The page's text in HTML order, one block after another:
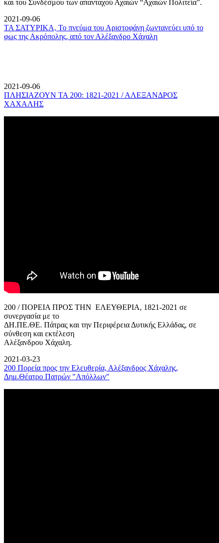
και του Συνδέσμου των απανταχού Αχαιών “Αχαιών Πολιτεία”.
2021-09-06
ΤΑ ΣΑΤΥΡΙΚΑ, Το πνεύμα του Αριστοφάνη ζωντανεύει υπό το
φως της Ακρόπολης, από τον Αλέξανδρο Χάχαλη
2021-09-06
ΠΛΗΣΙΑΖΟΥΝ ΤΑ 200: 1821-2021 / ΑΛΕΞΑΝΔΡΟΣ
ΧΑΧΑΛΗΣ
200 / ΠΟΡΕΙΑ ΠΡΟΣ ΤΗΝ ΕΛΕΥΘΕΡΙΑ, 1821-2021 σε
συνεργασία με το
ΔΗ.ΠΕ.ΘΕ. Πάτρας και την Περιφέρεια Δυτικής Ελλάδας, σε
σύνθεση και εκτέλεση
Αλέξανδρου Χάχαλη.
2021-03-23
200 Πορεία προς την Ελευθερία, Αλέξανδρος Χάχαλης,
Δημ.Θέατρο Πατρών "Απόλλων"